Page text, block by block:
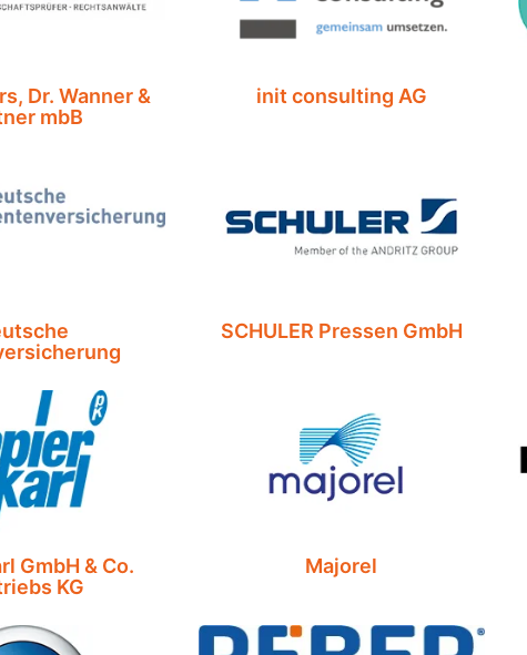
Dr. Wanner &
mbB
init consulting AG
SCHULER Pressen GmbH
GmbH & Co.
KG
Majorel